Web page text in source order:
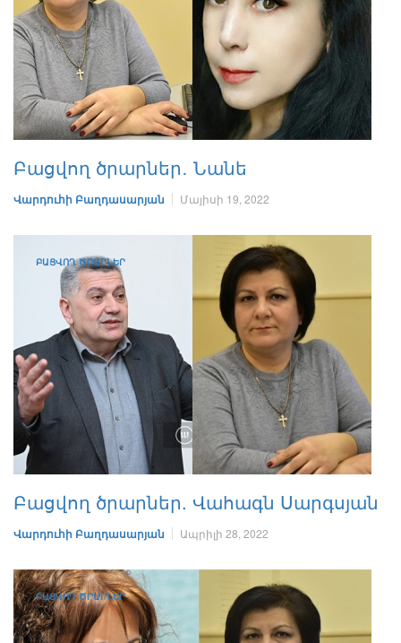
Բացվող ծրարներ․ Նանե
Վարդուհի Բաղդասարյան Մայիսի 19, 2022
ԲԱՑՎՈՂ ԾՐԱՐՆԵՐ
Բացվող ծրարներ. Վահագն Սարգսյան
Վարդուհի Բաղդասարյան Ապրիլի 28, 2022
ԲԱՑՎՈՂ ԾՐԱՐՆԵՐ